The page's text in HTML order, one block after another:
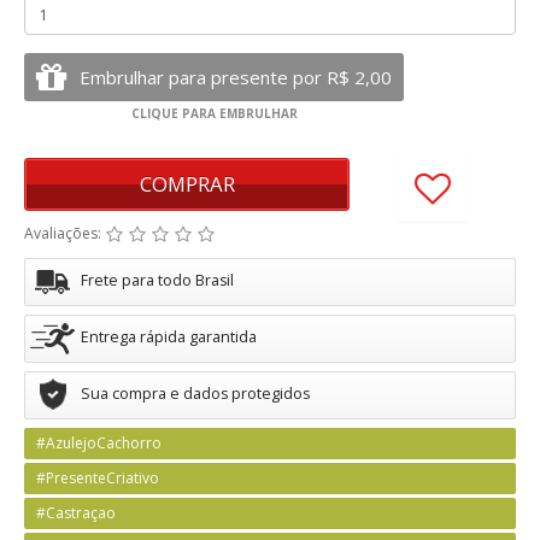
COMPRAR
Avaliações:
Frete para todo Brasil
Entrega rápida garantida
Sua compra e dados protegidos
#AzulejoCachorro
#PresenteCriativo
#Castraçao